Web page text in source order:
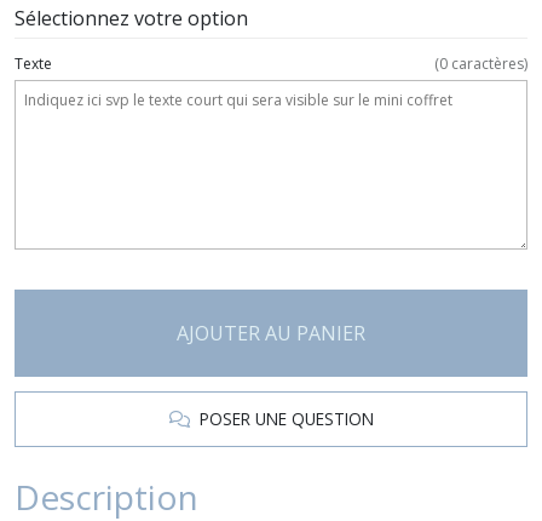
Sélectionnez votre option
Texte (0 caractères)
AJOUTER AU PANIER
POSER UNE QUESTION
Description